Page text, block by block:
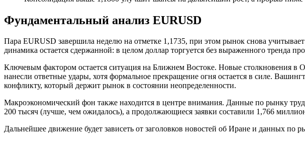
Фундаментальный анализ EURUSD
Пара EURUSD завершила неделю на отметке 1,1735, при этом рынок снова
динамика остается сдержанной: в целом доллар торгуется без выраженного тренда
Ключевым фактором остается ситуация на Ближнем Востоке. Новые столкновения
нанесли ответные удары, хотя формальное прекращение огня остается в силе.
конфликту, который держит рынок в состоянии неопределенности.
Макроэкономический фон также находится в центре внимания. Данные по рынку
200 тысяч (лучше, чем ожидалось), а продолжающиеся заявки составили 1,766
Дальнейшее движение будет зависеть от заголовков новостей об Иране и данных по